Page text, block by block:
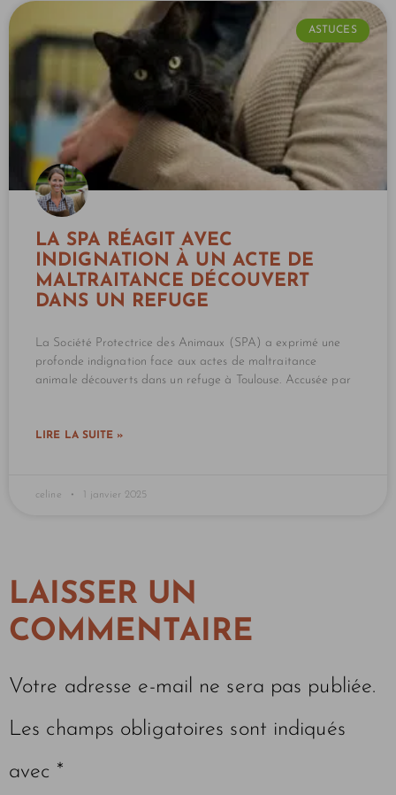
ASTUCES
LA SPA RÉAGIT AVEC
INDIGNATION À UN ACTE DE
MALTRAITANCE DÉCOUVERT
DANS UN REFUGE
La Société Protectrice des Animaux (SPA) a exprimé une
profonde indignation face aux actes de maltraitance
animale découverts dans un refuge à Toulouse. Accusée par
LIRE LA SUITE »
celine 1 janvier 2025
LAISSER UN
COMMENTAIRE
Votre adresse e-mail ne sera pas publiée.
Les champs obligatoires sont indiqués
avec *